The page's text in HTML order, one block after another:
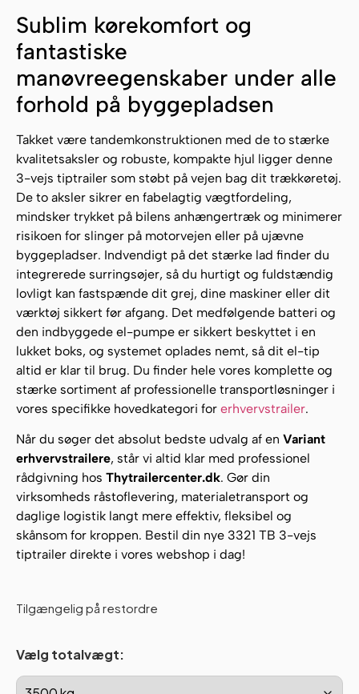
Sublim kørekomfort og
fantastiske
manøvreegenskaber under alle
forhold på byggepladsen
Takket være tandemkonstruktionen med de to stærke
kvalitetsaksler og robuste, kompakte hjul ligger denne
3-vejs tiptrailer som støbt på vejen bag dit trækkøretøj.
De to aksler sikrer en fabelagtig vægtfordeling,
mindsker trykket på bilens anhængertræk og minimerer
risikoen for slinger på motorvejen eller på ujævne
byggepladser. Indvendigt på det stærke lad finder du
integrerede surringsøjer, så du hurtigt og fuldstændig
lovligt kan fastspænde dit grej, dine maskiner eller dit
værktøj sikkert før afgang. Det medfølgende batteri og
den indbyggede el-pumpe er sikkert beskyttet i en
lukket boks, og systemet oplades nemt, så dit el-tip
altid er klar til brug. Du finder hele vores komplette og
stærke sortiment af professionelle transportløsninger i
vores specifikke hovedkategori for erhvervstrailer.
Når du søger det absolut bedste udvalg af en Variant
erhvervstrailere, står vi altid klar med professionel
rådgivning hos Thytrailercenter.dk. Gør din
virksomheds råstoflevering, materialetransport og
daglige logistik langt mere effektiv, fleksibel og
skånsom for kroppen. Bestil din nye 3321 TB 3-vejs
tiptrailer direkte i vores webshop i dag!
Tilgængelig på restordre
Vælg totalvægt: